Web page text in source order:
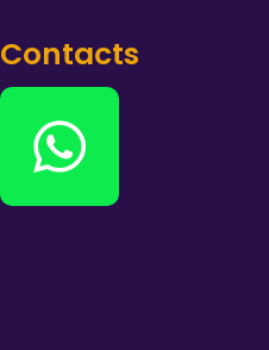
Contacts